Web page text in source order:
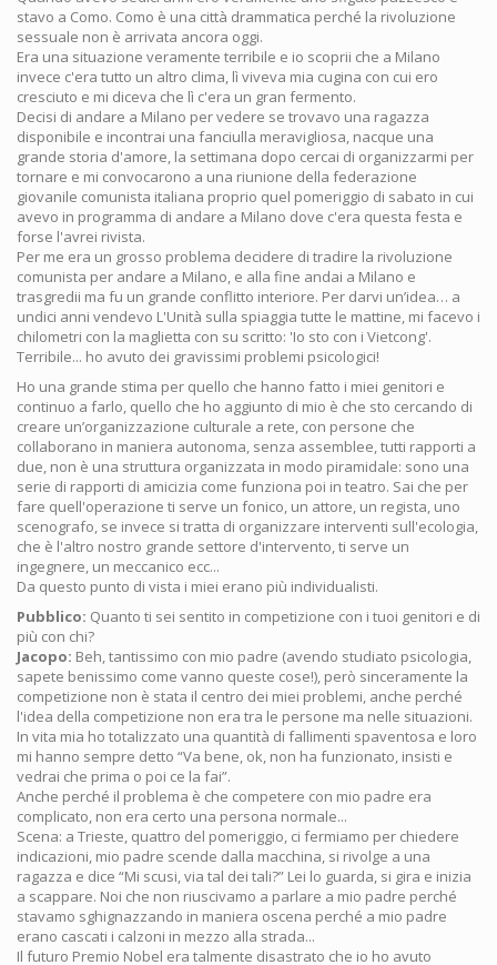
stavo a Como. Como è una città drammatica perché la rivoluzione
sessuale non è arrivata ancora oggi.
Era una situazione veramente terribile e io scoprii che a Milano
invece c'era tutto un altro clima, lì viveva mia cugina con cui ero
cresciuto e mi diceva che lì c'era un gran fermento.
Decisi di andare a Milano per vedere se trovavo una ragazza
disponibile e incontrai una fanciulla meravigliosa, nacque una
grande storia d'amore, la settimana dopo cercai di organizzarmi per
tornare e mi convocarono a una riunione della federazione
giovanile comunista italiana proprio quel pomeriggio di sabato in cui
avevo in programma di andare a Milano dove c'era questa festa e
forse l'avrei rivista.
Per me era un grosso problema decidere di tradire la rivoluzione
comunista per andare a Milano, e alla fine andai a Milano e
trasgredii ma fu un grande conflitto interiore. Per darvi un’idea… a
undici anni vendevo L'Unità sulla spiaggia tutte le mattine, mi facevo i
chilometri con la maglietta con su scritto: 'Io sto con i Vietcong'.
Terribile... ho avuto dei gravissimi problemi psicologici!
Ho una grande stima per quello che hanno fatto i miei genitori e
continuo a farlo, quello che ho aggiunto di mio è che sto cercando di
creare un’organizzazione culturale a rete, con persone che
collaborano in maniera autonoma, senza assemblee, tutti rapporti a
due, non è una struttura organizzata in modo piramidale: sono una
serie di rapporti di amicizia come funziona poi in teatro. Sai che per
fare quell'operazione ti serve un fonico, un attore, un regista, uno
scenografo, se invece si tratta di organizzare interventi sull'ecologia,
che è l'altro nostro grande settore d'intervento, ti serve un
ingegnere, un meccanico ecc...
Da questo punto di vista i miei erano più individualisti.
Pubblico: Quanto ti sei sentito in competizione con i tuoi genitori e di
più con chi?
Jacopo: Beh, tantissimo con mio padre (avendo studiato psicologia,
sapete benissimo come vanno queste cose!), però sinceramente la
competizione non è stata il centro dei miei problemi, anche perché
l'idea della competizione non era tra le persone ma nelle situazioni.
In vita mia ho totalizzato una quantità di fallimenti spaventosa e loro
mi hanno sempre detto “Va bene, ok, non ha funzionato, insisti e
vedrai che prima o poi ce la fai”.
Anche perché il problema è che competere con mio padre era
complicato, non era certo una persona normale...
Scena: a Trieste, quattro del pomeriggio, ci fermiamo per chiedere
indicazioni, mio padre scende dalla macchina, si rivolge a una
ragazza e dice “Mi scusi, via tal dei tali?” Lei lo guarda, si gira e inizia
a scappare. Noi che non riuscivamo a parlare a mio padre perché
stavamo sghignazzando in maniera oscena perché a mio padre
erano cascati i calzoni in mezzo alla strada...
Il futuro Premio Nobel era talmente disastrato che io ho avuto